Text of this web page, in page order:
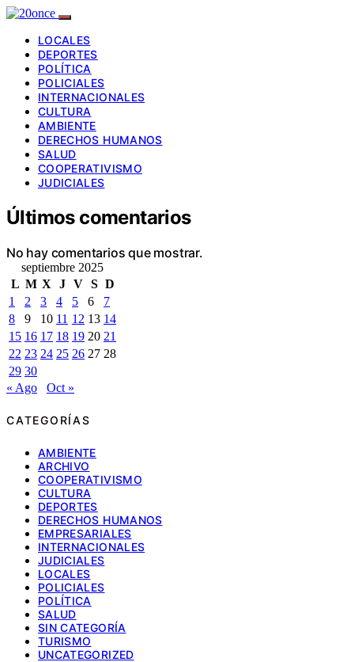
LOCALES
DEPORTES
POLÍTICA
POLICIALES
INTERNACIONALES
CULTURA
AMBIENTE
DERECHOS HUMANOS
SALUD
COOPERATIVISMO
JUDICIALES
Últimos comentarios
No hay comentarios que mostrar.
septiembre 2025
L M X J V S D
1
2 3 4 5 6
7
8
9 10 11 12 13 14
15 16 17 18 19 20 21
22 23 24 25 26 27 28
29 30
« Ago
Oct »
CATEGORÍAS
AMBIENTE
ARCHIVO
COOPERATIVISMO
CULTURA
DEPORTES
DERECHOS HUMANOS
EMPRESARIALES
INTERNACIONALES
JUDICIALES
LOCALES
POLICIALES
POLÍTICA
SALUD
SIN CATEGORÍA
TURISMO
UNCATEGORIZED